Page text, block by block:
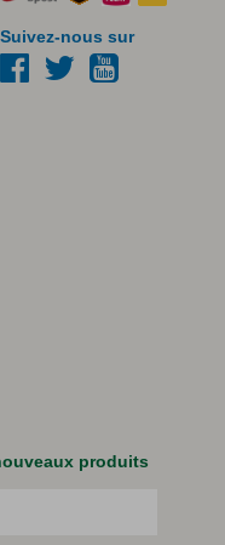
Suivez-nous sur
produits